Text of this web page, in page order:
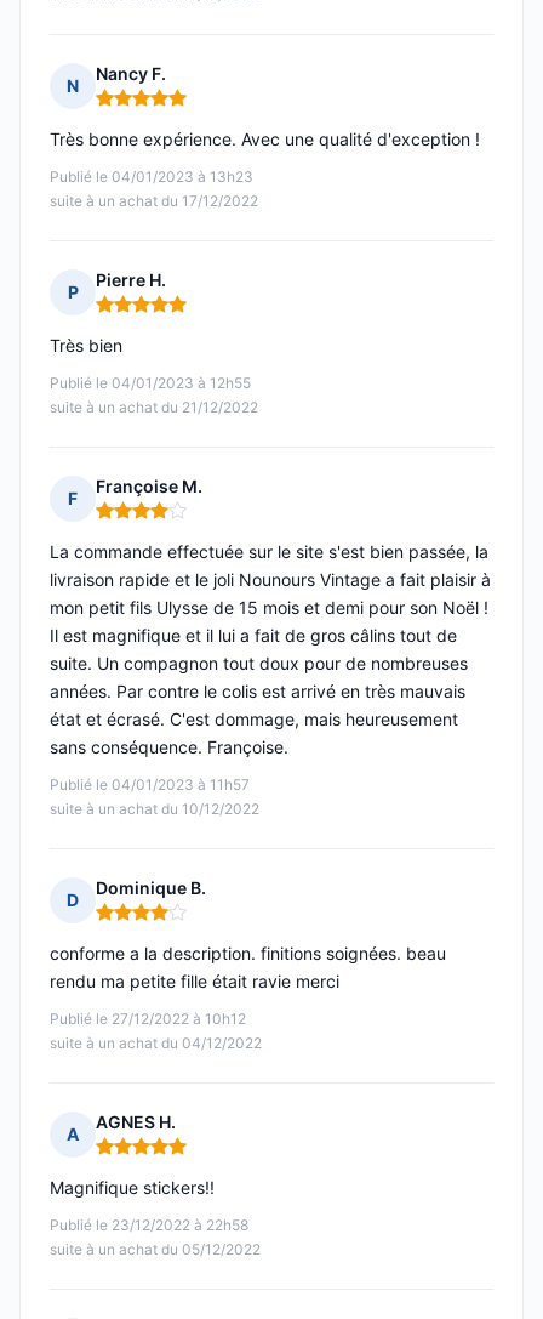
N
Nancy F.
Note : 5 sur 5
Publié le 04/01/2023 à 13h23
suite à un achat du 17/12/2022
Très bonne expérience. Avec une qualité d'exception !
P
Pierre H.
Note : 5 sur 5
Publié le 04/01/2023 à 12h55
suite à un achat du 21/12/2022
Très bien
F
Françoise M.
Note : 4 sur 5
Publié le 04/01/2023 à 11h57
suite à un achat du 10/12/2022
La commande effectuée sur le site s'est bien passée, la
livraison rapide et le joli Nounours Vintage a fait plaisir à
mon petit fils Ulysse de 15 mois et demi pour son Noël !
Il est magnifique et il lui a fait de gros câlins tout de
suite. Un compagnon tout doux pour de nombreuses
années. Par contre le colis est arrivé en très mauvais
état et écrasé. C'est dommage, mais heureusement
sans conséquence. Françoise.
D
Dominique B.
Note : 4 sur 5
Publié le 27/12/2022 à 10h12
suite à un achat du 04/12/2022
conforme a la description. finitions soignées. beau
rendu ma petite fille était ravie merci
A
AGNES H.
Note : 5 sur 5
Publié le 23/12/2022 à 22h58
suite à un achat du 05/12/2022
Magnifique stickers!!